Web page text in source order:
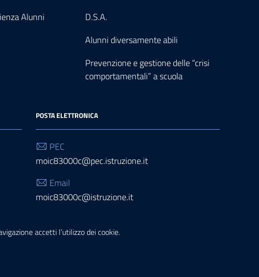
accetti l’utilizzo dei cookie.
Alunni
D.S.A.
Alunni diversamente abili
Prevenzione e gestione delle “crisi
comportamentali” a scuola
POSTA ELETTRONICA
PEC
moic83000c@pec.istruzione.it
Email
moic83000c@istruzione.it